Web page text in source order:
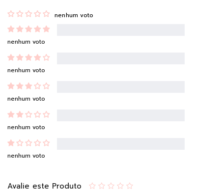
nenhum voto
nenhum voto
nenhum voto
nenhum voto
nenhum voto
nenhum voto
Avalie este Produto